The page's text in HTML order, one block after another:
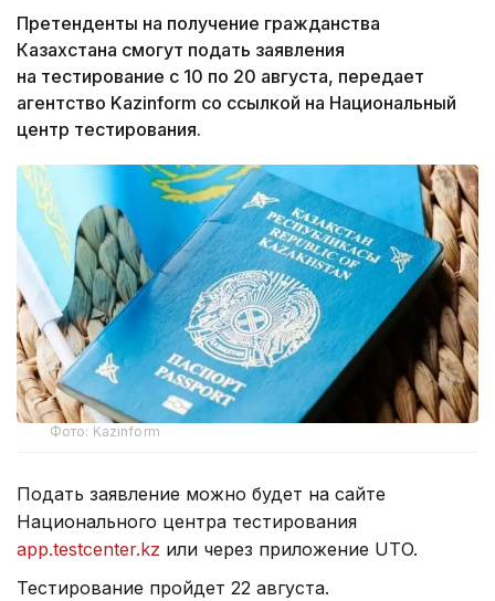
Претенденты на получение гражданства
Казахстана смогут подать заявления
на тестирование с 10 по 20 августа, передает
агентство Kazinform со ссылкой на Национальный
центр тестирования.
Фото: Kazinform
Подать заявление можно будет на сайте
Национального центра тестирования
app.testcenter.kz или через приложение UTO.
Тестирование пройдет 22 августа.